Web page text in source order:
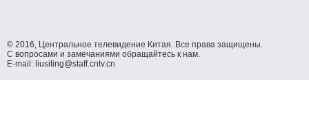
© 2016, Центральное телевидение Китая. Все права защищены.
С вопросами и замечаниями обращайтесь к нам.
E-mail: liusiting@staff.cntv.cn